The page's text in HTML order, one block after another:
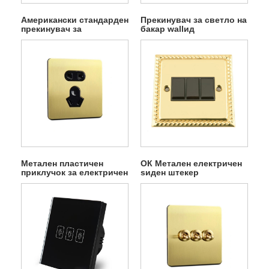
Американски стандарден
прекинувач за
електричен wallид
Прекинувач за светло на
бакар wallид
Метален пластичен
приклучок за електричен
прекинувач
ОК Метален електричен
ѕиден штекер